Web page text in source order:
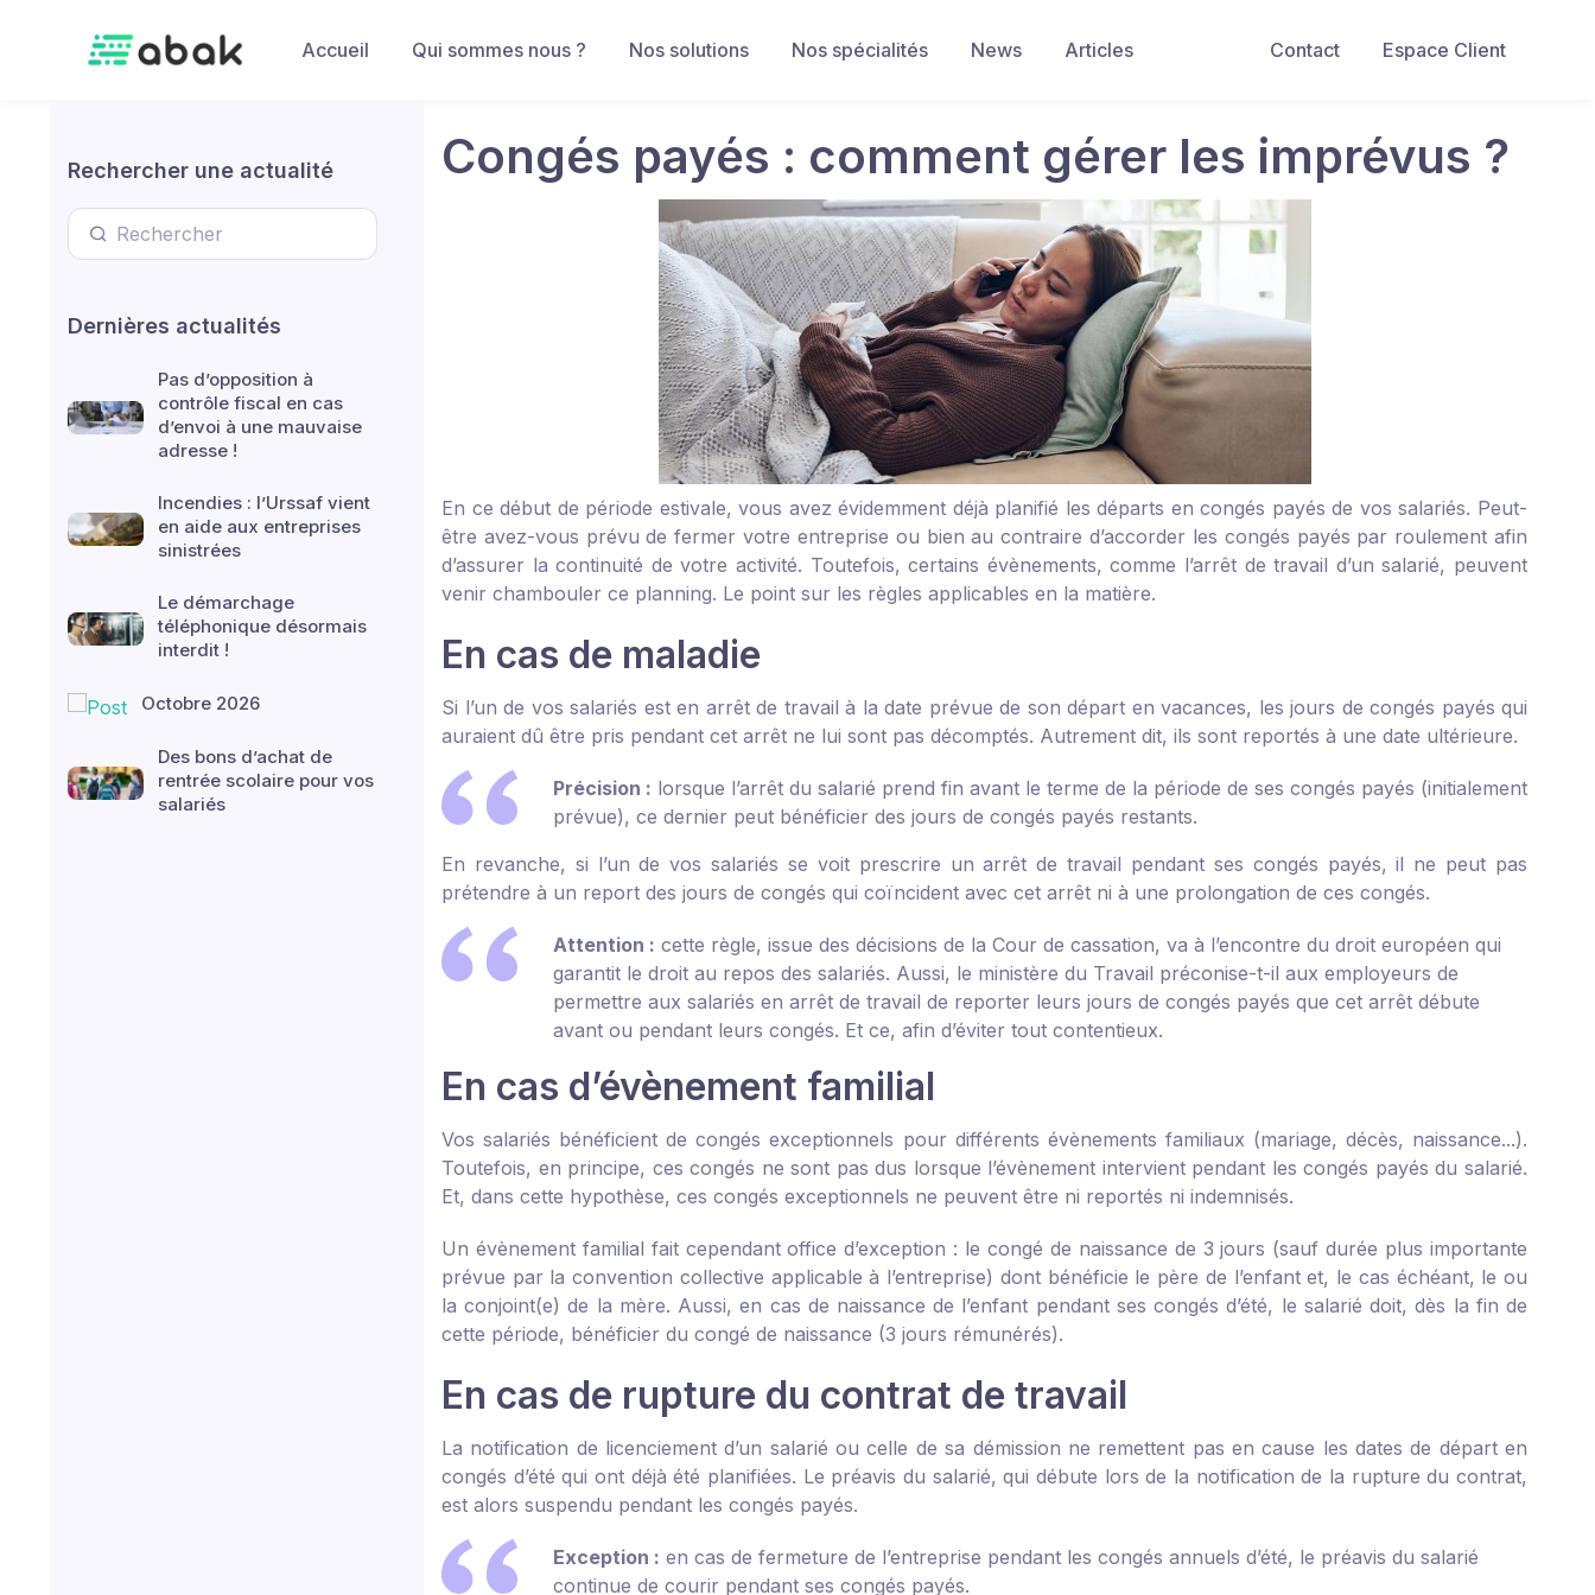
Contact
Espace Client
Accueil Qui sommes nous ? Nos solutions Nos spécialités News Articles
Rechercher une actualité
Dernières actualités
Pas d’opposition à
contrôle fiscal en cas
d’envoi à une mauvaise
adresse !
Incendies : l’Urssaf vient
en aide aux entreprises
sinistrées
Le démarchage
téléphonique désormais
interdit !
Octobre 2026
Des bons d’achat de
rentrée scolaire pour vos
salariés
Congés payés : comment gérer les imprévus ?
En ce début de période estivale, vous avez évidemment déjà planifié les départs en congés payés de vos salariés. Peut-
être avez-vous prévu de fermer votre entreprise ou bien au contraire d’accorder les congés payés par roulement afin
d’assurer la continuité de votre activité. Toutefois, certains évènements, comme l’arrêt de travail d’un salarié, peuvent
venir chambouler ce planning. Le point sur les règles applicables en la matière.
En cas de maladie
Si l’un de vos salariés est en arrêt de travail à la date prévue de son départ en vacances, les jours de congés payés qui
auraient dû être pris pendant cet arrêt ne lui sont pas décomptés. Autrement dit, ils sont reportés à une date ultérieure.
Précision : lorsque l’arrêt du salarié prend fin avant le terme de la période de ses congés payés (initialement
prévue), ce dernier peut bénéficier des jours de congés payés restants.
En revanche, si l’un de vos salariés se voit prescrire un arrêt de travail pendant ses congés payés, il ne peut pas
prétendre à un report des jours de congés qui coïncident avec cet arrêt ni à une prolongation de ces congés.
Attention : cette règle, issue des décisions de la Cour de cassation, va à l’encontre du droit européen qui
garantit le droit au repos des salariés. Aussi, le ministère du Travail préconise-t-il aux employeurs de
permettre aux salariés en arrêt de travail de reporter leurs jours de congés payés que cet arrêt débute
avant ou pendant leurs congés. Et ce, afin d’éviter tout contentieux.
En cas d’évènement familial
Vos salariés bénéficient de congés exceptionnels pour différents évènements familiaux (mariage, décès, naissance...).
Toutefois, en principe, ces congés ne sont pas dus lorsque l’évènement intervient pendant les congés payés du salarié.
Et, dans cette hypothèse, ces congés exceptionnels ne peuvent être ni reportés ni indemnisés.
Un évènement familial fait cependant office d’exception : le congé de naissance de 3 jours (sauf durée plus importante
prévue par la convention collective applicable à l’entreprise) dont bénéficie le père de l’enfant et, le cas échéant, le ou
la conjoint(e) de la mère. Aussi, en cas de naissance de l’enfant pendant ses congés d’été, le salarié doit, dès la fin de
cette période, bénéficier du congé de naissance (3 jours rémunérés).
En cas de rupture du contrat de travail
La notification de licenciement d’un salarié ou celle de sa démission ne remettent pas en cause les dates de départ en
congés d’été qui ont déjà été planifiées. Le préavis du salarié, qui débute lors de la notification de la rupture du contrat,
est alors suspendu pendant les congés payés.
Exception : en cas de fermeture de l’entreprise pendant les congés annuels d’été, le préavis du salarié
continue de courir pendant ses congés payés.